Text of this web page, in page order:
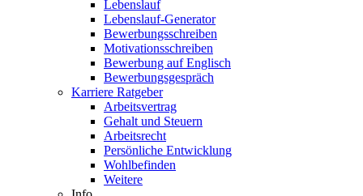
Lebenslauf
Lebenslauf-Generator
Bewerbungsschreiben
Motivationsschreiben
Bewerbung auf Englisch
Bewerbungsgespräch
Karriere Ratgeber
Arbeitsvertrag
Gehalt und Steuern
Arbeitsrecht
Persönliche Entwicklung
Wohlbefinden
Weitere